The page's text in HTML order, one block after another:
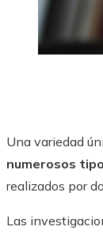
Una variedad
numerosos
realizados por
Las